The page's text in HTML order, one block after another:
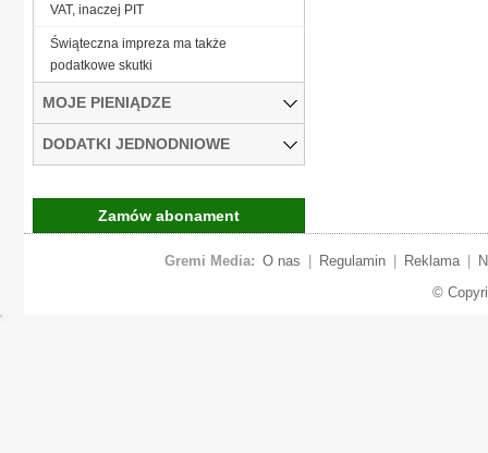
VAT, inaczej PIT
Świąteczna impreza ma także
podatkowe skutki
MOJE PIENIĄDZE
DODATKI JEDNODNIOWE
Zamów abonament
Gremi Media: O nas Regulamin Reklama
©